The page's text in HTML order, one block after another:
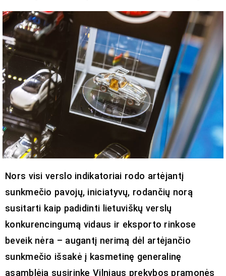
Nors visi verslo indikatoriai rodo artėjantį
sunkmečio pavojų, iniciatyvų, rodančių norą
susitarti kaip padidinti lietuviškų verslų
konkurencingumą vidaus ir eksporto rinkose
beveik nėra – augantį nerimą dėl artėjančio
sunkmečio išsakė į kasmetinę generalinę
asamblėją susirinkę Vilniaus prekybos pramonės